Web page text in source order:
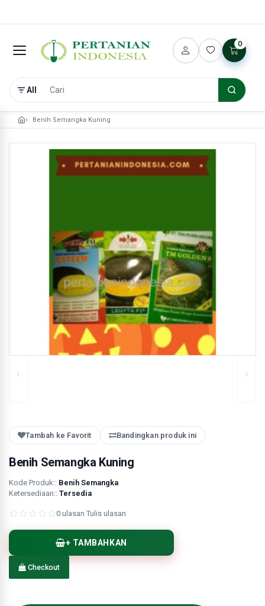
All
0
Benih Semangka Kuning
Tambah ke Favorit Bandingkan produk ini
Benih Semangka Kuning
Kode Produk:: Benih Semangka
Ketersediaan:: Tersedia
0 ulasan Tulis ulasan
+ TAMBAHKAN
Checkout